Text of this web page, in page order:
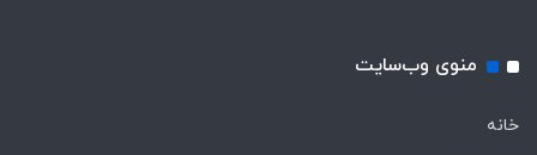
منوی وب‌سایت
خانه